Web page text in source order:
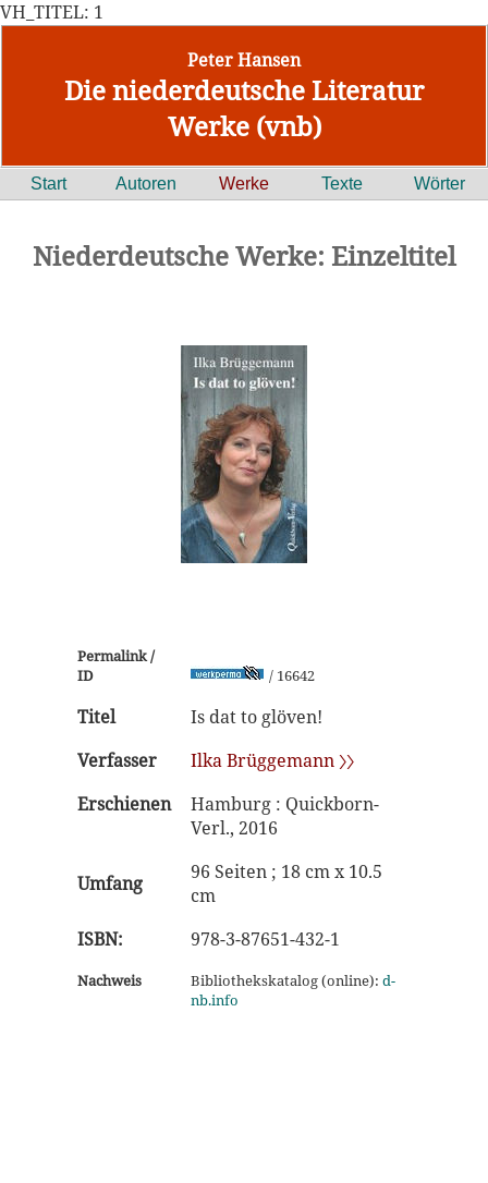
VH_TITEL: 1
Peter Hansen
Die niederdeutsche Literatur
Werke (vnb)
Start Autoren Werke Texte Wörter
Niederdeutsche Werke: Einzeltitel
Permalink /
ID
/ 16642
Titel
Is dat to glöven!
Verfasser
Ilka Brüggemann 〉〉
Erschienen
Hamburg : Quickborn-
Verl., 2016
Umfang
96 Seiten ; 18 cm x 10.5
cm
ISBN:
978-3-87651-432-1
Nachweis Bibliothekskatalog (online): d-
nb.info